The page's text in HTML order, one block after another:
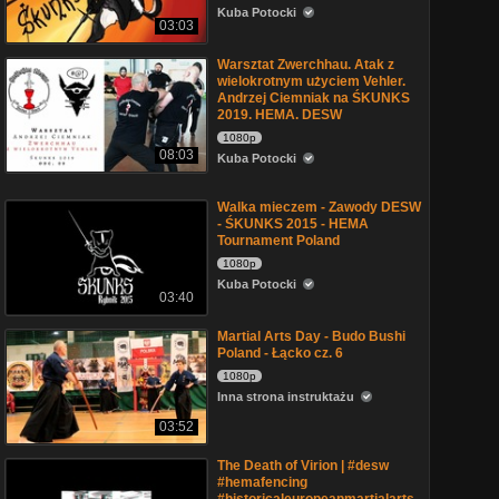
03:03
Kuba Potocki
08:03
Warsztat Zwerchhau. Atak z
wielokrotnym użyciem Vehler.
Andrzej Ciemniak na ŚKUNKS
2019. HEMA. DESW
1080p
Kuba Potocki
03:40
Walka mieczem - Zawody DESW
- ŚKUNKS 2015 - HEMA
Tournament Poland
1080p
Kuba Potocki
03:52
Martial Arts Day - Budo Bushi
Poland - Łącko cz. 6
1080p
Inna strona instruktażu
The Death of Virion | #desw
#hemafencing